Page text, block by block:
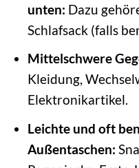
unten: Dazu
Schlafsack (falls
Mittelschwere
Kleidung,
Elektronikartikel.
Leichte und oft
Außentaschen: